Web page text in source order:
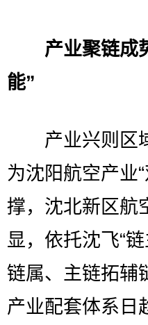
产业聚链成
能”
产业兴则区域
为沈阳航空产业
撑，沈北新区航
显，依托沈飞“
链属、主链拓辅
产业配套体系日